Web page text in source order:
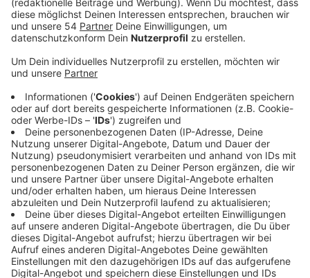
Nord und Leverkusen voll gesperrt. Dort wird die neue
Leverkusener Brücke angeschlossen. In die
dem Kreuz Leverkusen und der Anschlussstelle Köln-
geht laut Autobahn GmbH bis zum Sonntag den 4.
Februar. Eigentlich sollte die Sperrung nur bis zum 29.
Januar andauern.
Der Rad- und Gehweg auf der alten Leverkusener
Rheinbrücke bleibt während der Sperrung offen und
passierbar.
Alle lokalen Sperrungen gibt esHIERim Überblick
Anzeige